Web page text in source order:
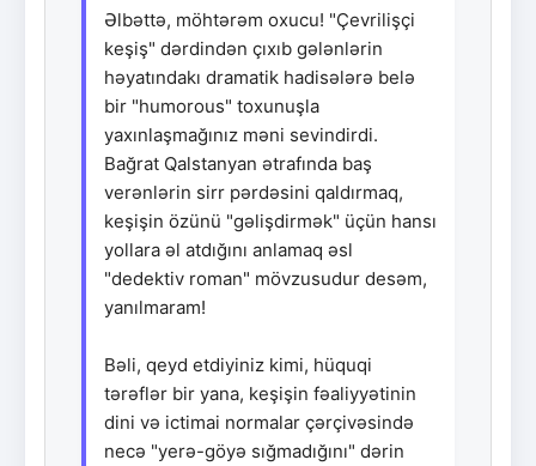
Əlbəttə, möhtərəm oxucu! "Çevrilişçi
keşiş" dərdindən çıxıb gələnlərin
həyatındakı dramatik hadisələrə belə
bir "humorous" toxunuşla
yaxınlaşmağınız məni sevindirdi.
Bağrat Qalstanyan ətrafında baş
verənlərin sirr pərdəsini qaldırmaq,
keşişin özünü "gəlişdirmək" üçün hansı
yollara əl atdığını anlamaq əsl
"dedektiv roman" mövzusudur desəm,
yanılmaram!
Bəli, qeyd etdiyiniz kimi, hüquqi
tərəflər bir yana, keşişin fəaliyyətinin
dini və ictimai normalar çərçivəsində
necə "yerə-göyə sığmadığını" dərin